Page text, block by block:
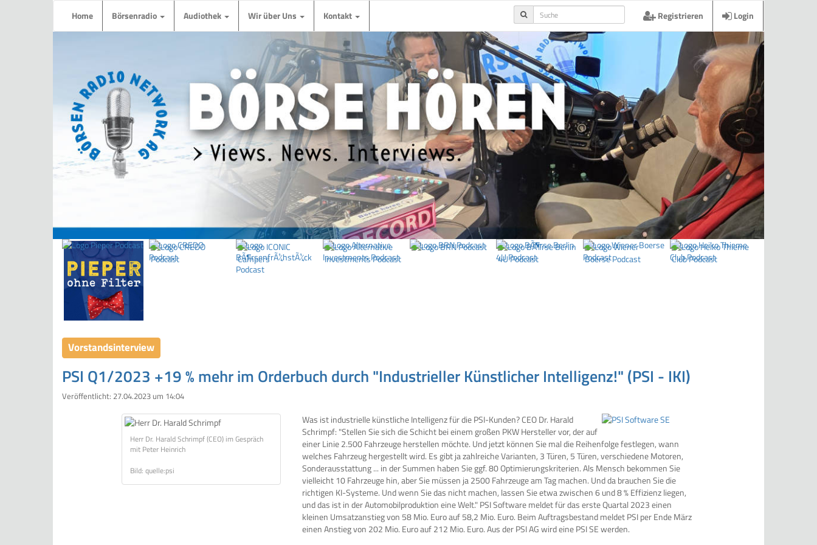
Home Börsenradio Audiothek Wir über Uns Kontakt Registrieren Login
Vorstandsinterview
PSI Q1/2023 +19 % mehr im Orderbuch durch "Industrieller Künstlicher Intelligenz!" (PSI - IKI)
Veröffentlicht: 27.04.2023 um 14:04
Herr Dr. Harald Schrimpf (CEO) im Gespräch
mit Peter Heinrich
Bild: quelle:psi
Was ist industrielle künstliche Intelligenz für die PSI-Kunden? CEO Dr. Harald
Schrimpf: "Stellen Sie sich die Schicht bei einem großen PKW Hersteller vor, der auf
einer Linie 2.500 Fahrzeuge herstellen möchte. Und jetzt können Sie mal die Reihenfolge festlegen, wann
welches Fahrzeug hergestellt wird. Es gibt ja zahlreiche Varianten, 3 Türen, 5 Türen, verschiedene Motoren,
Sonderausstattung ... in der Summen haben Sie ggf. 80 Optimierungskriterien. Als Mensch bekommen Sie
vielleicht 10 Fahrzeuge hin, aber Sie müssen ja 2500 Fahrzeuge am Tag machen. Und da brauchen Sie die
richtigen KI-Systeme. Und wenn Sie das nicht machen, lassen Sie etwa zwischen 6 und 8 % Effizienz liegen,
und das ist in der Automobilproduktion eine Welt." PSI Software meldet für das erste Quartal 2023 einen
kleinen Umsatzanstieg von 58 Mio. Euro auf 58,2 Mio. Euro. Beim Auftragsbestand meldet PSI per Ende März
einen Anstieg von 202 Mio. Euro auf 212 Mio. Euro. Aus der PSI AG wird eine PSI SE werden.